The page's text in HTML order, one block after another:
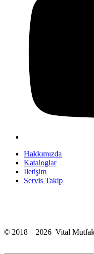
Hakkımızda
Kataloglar
İletişim
Servis Takip
© 2018 – 2026 Vital Mutfak